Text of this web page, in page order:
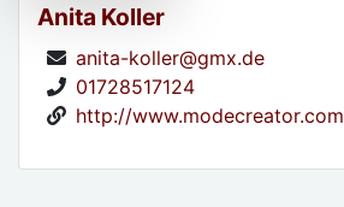
Anita Koller
anita-koller@gmx.de
01728517124
http://www.modecreator.com